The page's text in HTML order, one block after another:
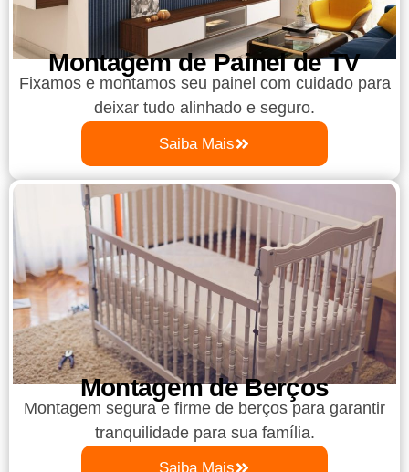
Montagem de Painel de TV
Fixamos e montamos seu painel com cuidado para
deixar tudo alinhado e seguro.
Saiba Mais
Montagem de Berços
Montagem segura e firme de berços para garantir
tranquilidade para sua família.
Saiba Mais